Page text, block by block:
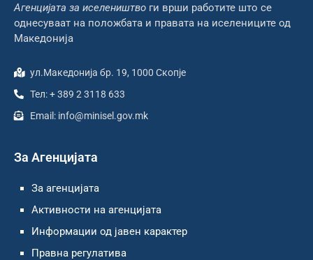
Агенцијата за иселеништво ги врши работите што се
однесуваат на положбата и правата на иселениците од
Македонија
ул.Македонија бр. 19, 1000 Скопје
Тел: + 389 2 3118 633
Email: info@minisel.gov.mk
За Агенцијата
За агенцијата
Активности на агенцијата
Информации од јавен карактер
Правна регулатива